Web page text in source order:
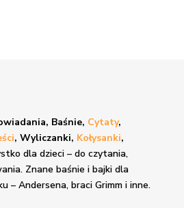
Baśnie, Cytaty,
, Wyliczanki, Kołysanki,
dla dzieci – do czytania,
Znane baśnie i bajkidla
– Andersena, braci Grimm i inne.